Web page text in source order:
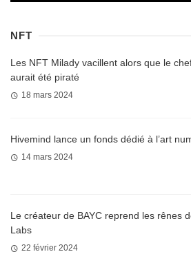
NFT
Les NFT Milady vacillent alors que le
aurait été piraté
18 mars 2024
Hivemind lance un fonds dédié à l’art
14 mars 2024
Le créateur de BAYC reprend les rênes
Labs
22 février 2024